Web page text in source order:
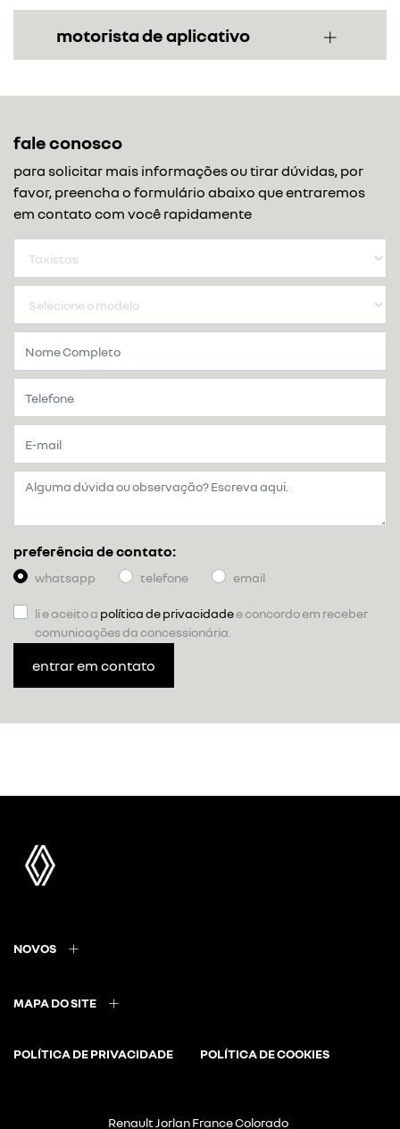
motorista de aplicativo
fale conosco
para solicitar mais informações ou tirar dúvidas, por
favor, preencha o formulário abaixo que entraremos
em contato com você rapidamente
preferência de contato:
whatsapp telefone email
li e aceito a política de privacidadee concordo em receber
comunicações da concessionária.
entrar em contato
NOVOS
MAPA DO SITE
POLÍTICA DE PRIVACIDADE POLÍTICA DE COOKIES
Renault Jorlan France Colorado